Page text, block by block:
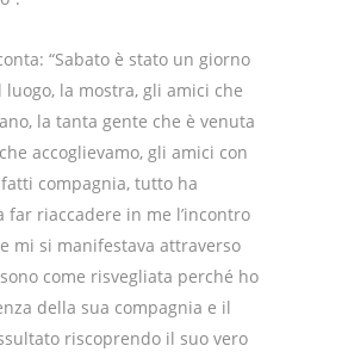
“Sabato è stato un giorno
luogo, la mostra, gli amici che
la tanta gente che è venuta
accoglievamo, gli amici con
compagnia, tutto ha
far riaccadere in me l’incontro
mi si manifestava attraverso
come risvegliata perché ho
della sua compagnia e il
riscoprendo il suo vero